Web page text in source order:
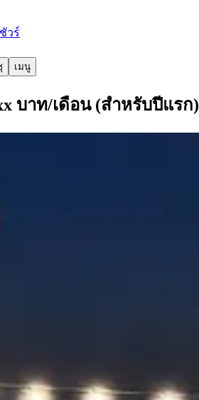
วร์
เมนู
บาท/เดือน (สำหรับปีแรก)